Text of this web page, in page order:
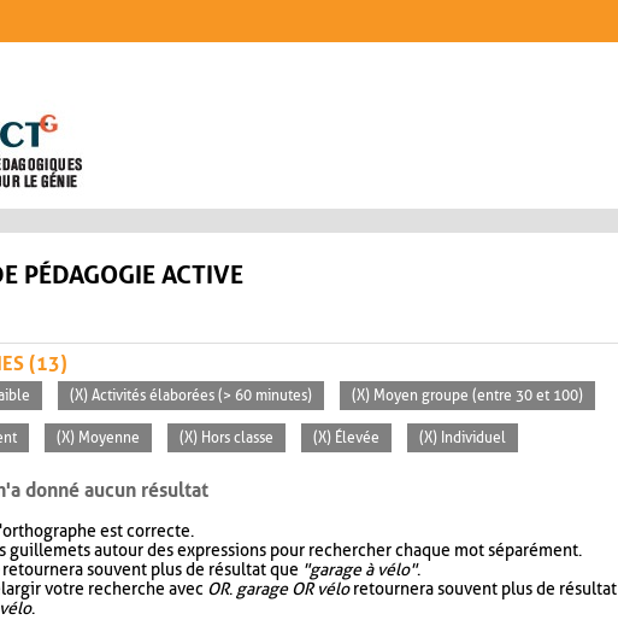
PÉDAGOGIE ACTIVE
(13)
(X) Activités élaborées (> 60 minutes) (X) Moyen groupe (entre 30 et 100)
(X) Moyenne (X) Hors classe (X) Élevée (X) Individuel
donné aucun résultat
est correcte.
guillemets autour des expressions pour rechercher chaque mot séparément.
retournera souvent plus de résultat que "garage à vélo".
votre recherche avec OR. garage OR véloretournera souvent plus de résultat
.